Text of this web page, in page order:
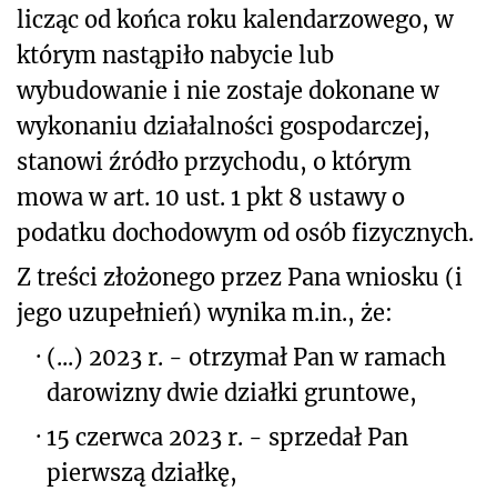
licząc od końca roku kalendarzowego, w
którym nastąpiło nabycie lub
wybudowanie i nie zostaje dokonane w
wykonaniu działalności gospodarczej,
stanowi źródło przychodu, o którym
mowa w art. 10 ust. 1 pkt 8 ustawy o
podatku dochodowym od osób fizycznych.
Z treści złożonego przez Pana wniosku (i
jego uzupełnień) wynika m.in., że:
· (...) 2023 r. - otrzymał Pan w ramach
darowizny dwie działki gruntowe,
· 15 czerwca 2023 r. - sprzedał Pan
pierwszą działkę,